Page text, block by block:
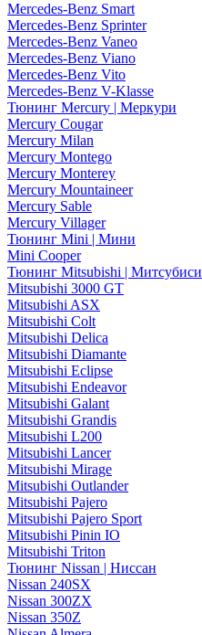
Mercedes-Benz Smart
Mercedes-Benz Sprinter
Mercedes-Benz Vaneo
Mercedes-Benz Viano
Mercedes-Benz Vito
Mercedes-Benz V-Klasse
Тюнинг Mercury | Меркури
Mercury Cougar
Mercury Milan
Mercury Montego
Mercury Monterey
Mercury Mountaineer
Mercury Sable
Mercury Villager
Тюнинг Mini | Мини
Mini Cooper
Тюнинг Mitsubishi | Митсубиси
Mitsubishi 3000 GT
Mitsubishi ASX
Mitsubishi Colt
Mitsubishi Delica
Mitsubishi Diamante
Mitsubishi Eclipse
Mitsubishi Endeavor
Mitsubishi Galant
Mitsubishi Grandis
Mitsubishi L200
Mitsubishi Lancer
Mitsubishi Mirage
Mitsubishi Outlander
Mitsubishi Pajero
Mitsubishi Pajero Sport
Mitsubishi Pinin IO
Mitsubishi Triton
Тюнинг Nissan | Ниссан
Nissan 240SX
Nissan 300ZX
Nissan 350Z